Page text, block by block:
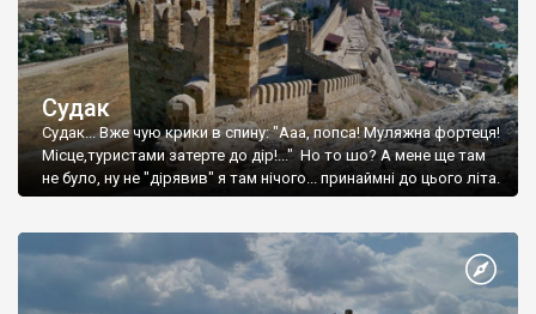
Судак
Судак... Вже чую крики в спину: "Ааа, попса! Муляжна фортеця!
Місце,туристами затерте до дір!..." Но то шо? А мене ще там
не було, ну не "дірявив" я там нічого... принаймні до цього літа.